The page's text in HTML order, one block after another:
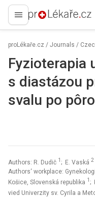
proLékaře.cz
proLékaře.cz / Journals /
Fyzioterapia
s diastázou
svalu po
Authors: R. Dudič 1 ; E. Vaská 2
Authors‘ workplace:
Košice, Slovenská republika 1 ;
vied Univerzity sv. Cyrila a